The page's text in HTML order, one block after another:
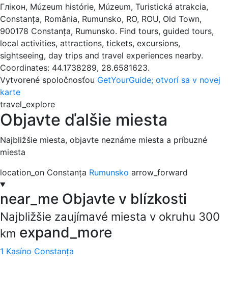
Глікон, Múzeum histórie, Múzeum, Turistická atrakcia,
Constanța, România, Rumunsko, RO, ROU, Old Town,
900178 Constanța, Rumunsko. Find tours, guided tours,
local activities, attractions, tickets, excursions,
sightseeing, day trips and travel experiences nearby.
Coordinates: 44.1738289, 28.6581623.
Vytvorené spoločnosťou GetYourGuide; otvorí sa v novej
karte
travel_explore
Objavte ďalšie miesta
Najbližšie miesta, objavte neznáme miesta a príbuzné
miesta
location_on Constanța Rumunsko arrow_forward
near_me Objavte v blízkosti
Najbližšie zaujímavé miesta v okruhu 300
km expand_more
1 Kasíno Constanța